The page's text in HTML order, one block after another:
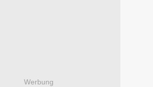
Werbung